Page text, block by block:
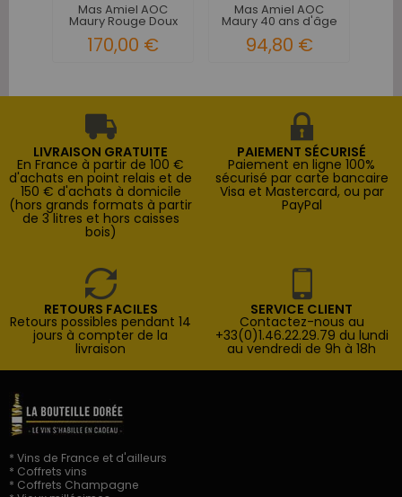
Mas Amiel AOC
Maury Rouge Doux
Naturel 1969
170,00 €
Mas Amiel AOC
Maury 40 ans d'âge
94,80 €
LIVRAISON GRATUITE
En France à partir de 100 €
d'achats en point relais et de
150 € d'achats à domicile
(hors grands formats à partir
de 3 litres et hors caisses
bois)
PAIEMENT SÉCURISÉ
Paiement en ligne 100%
sécurisé par carte bancaire
Visa et Mastercard, ou par
PayPal
RETOURS FACILES
Retours possibles pendant 14
jours à compter de la
livraison
SERVICE CLIENT
Contactez-nous au
+33(0)1.46.22.29.79 du lundi
au vendredi de 9h à 18h
* Vins de France et d'ailleurs
* Coffrets vins
* Coffrets Champagne